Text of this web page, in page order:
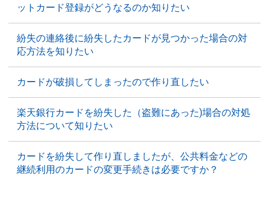
ットカード登録がどうなるのか知りたい
紛失の連絡後に紛失したカードが見つかった場合の対
応方法を知りたい
カードが破損してしまったので作り直したい
楽天銀行カードを紛失した（盗難にあった)場合の対処
方法について知りたい
カードを紛失して作り直しましたが、公共料金などの
継続利用のカードの変更手続きは必要ですか？